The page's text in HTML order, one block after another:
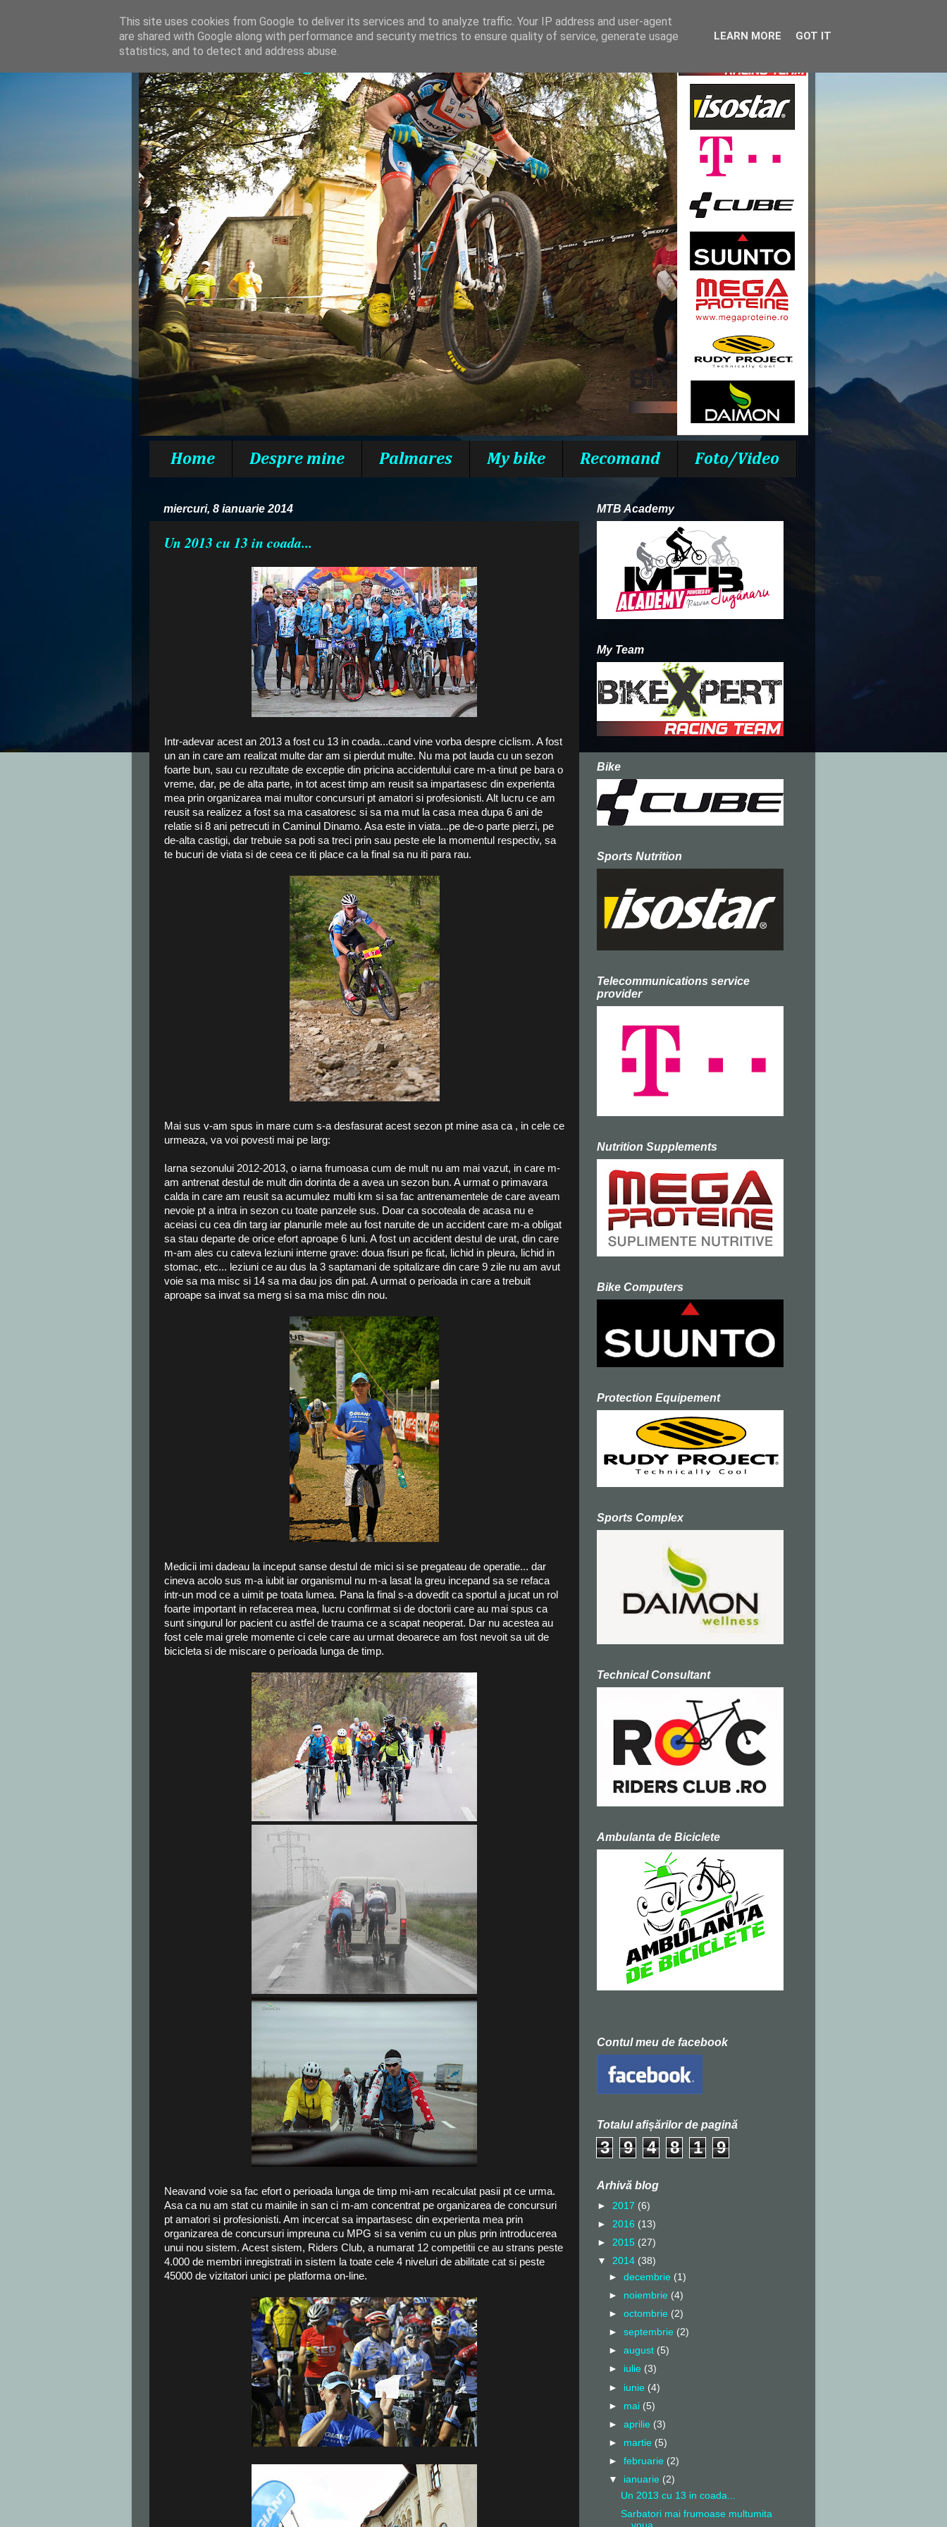
Razvan Juganaru
Home Despre mine Palmares My bike Recomand Foto/Video
miercuri, 8 ianuarie 2014
Un 2013 cu 13 in coada...
Intr-adevar acest an 2013 a fost cu 13 in coada...cand vine vorba despre ciclism. A fost
un an in care am realizat multe dar am si pierdut multe. Nu ma pot lauda cu un sezon
foarte bun, sau cu rezultate de exceptie din pricina accidentului care m-a tinut pe bara o
vreme, dar, pe de alta parte, in tot acest timp am reusit sa impartasesc din experienta
mea prin organizarea mai multor concursuri pt amatori si profesionisti. Alt lucru ce am
reusit sa realizez a fost sa ma casatoresc si sa ma mut la casa mea dupa 6 ani de
relatie si 8 ani petrecuti in Caminul Dinamo. Asa este in viata...pe de-o parte pierzi, pe
de-alta castigi, dar trebuie sa poti sa treci prin sau peste ele la momentul respectiv, sa
te bucuri de viata si de ceea ce iti place ca la final sa nu iti para rau.
Mai sus v-am spus in mare cum s-a desfasurat acest sezon pt mine asa ca , in cele ce
urmeaza, va voi povesti mai pe larg:
Iarna sezonului 2012-2013, o iarna frumoasa cum de mult nu am mai vazut, in care m-
am antrenat destul de mult din dorinta de a avea un sezon bun. A urmat o primavara
calda in care am reusit sa acumulez multi km si sa fac antrenamentele de care aveam
nevoie pt a intra in sezon cu toate panzele sus. Doar ca socoteala de acasa nu e
aceiasi cu cea din targ iar planurile mele au fost naruite de un accident care m-a obligat
sa stau departe de orice efort aproape 6 luni. A fost un accident destul de urat, din care
m-am ales cu cateva leziuni interne grave: doua fisuri pe ficat, lichid in pleura, lichid in
stomac, etc... leziuni ce au dus la 3 saptamani de spitalizare din care 9 zile nu am avut
voie sa ma misc si 14 sa ma dau jos din pat. A urmat o perioada in care a trebuit
aproape sa invat sa merg si sa ma misc din nou.
Medicii imi dadeau la inceput sanse destul de mici si se pregateau de operatie... dar
cineva acolo sus m-a iubit iar organismul nu m-a lasat la greu incepand sa se refaca
intr-un mod ce a uimit pe toata lumea. Pana la final s-a dovedit ca sportul a jucat un rol
foarte important in refacerea mea, lucru confirmat si de doctorii care au mai spus ca
sunt singurul lor pacient cu astfel de trauma ce a scapat neoperat. Dar nu acestea au
fost cele mai grele momente ci cele care au urmat deoarece am fost nevoit sa uit de
bicicleta si de miscare o perioada lunga de timp.
Neavand voie sa fac efort o perioada lunga de timp mi-am recalculat pasii pt ce urma.
Asa ca nu am stat cu mainile in san ci m-am concentrat pe organizarea de concursuri
pt amatori si profesionisti. Am incercat sa impartasesc din experienta mea prin
organizarea de concursuri impreuna cu MPG si sa venim cu un plus prin introducerea
unui nou sistem. Acest sistem, Riders Club, a numarat 12 competitii ce au strans peste
4.000 de membri inregistrati in sistem la toate cele 4 niveluri de abilitate cat si peste
45000 de vizitatori unici pe platforma on-line.
MTB Academy
My Team
Bike
Sports Nutrition
Telecommunications service
provider
Nutrition Supplements
Bike Computers
Protection Equipement
Sports Complex
Technical Consultant
Ambulanta de Biciclete
Contul meu de facebook
Totalul afișărilor de pagină
3 9 4 8 1 9
Arhivă blog
► 2017 (6)
► 2016 (13)
► 2015 (27)
▼ 2014 (38)
►decembrie (1)
► noiembrie (4)
►octombrie (2)
►septembrie (2)
►august (5)
► iulie (3)
► iunie (4)
► mai (5)
►aprilie (3)
► martie (5)
►februarie (2)
▼ ianuarie (2)
Un 2013 cu 13 in coada...
Sarbatori mai frumoase multumita
This site uses cookies from Google to deliver its services and to analyze traffic. Your IP address and user-agent
are shared with Google along with performance and security metrics to ensure quality of service, generate usage
statistics, and to detect and address abuse.
LEARN MORE GOT IT